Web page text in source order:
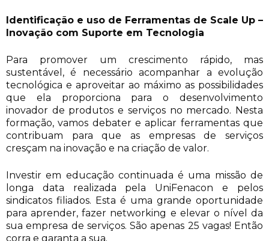
Identificação e uso de Ferramentas de Scale Up –
Inovação com Suporte em Tecnologia
Para promover um crescimento rápido, mas
sustentável, é necessário acompanhar a evolução
tecnológica e aproveitar ao máximo as possibilidades
que ela proporciona para o desenvolvimento
inovador de produtos e serviços no mercado. Nesta
formação, vamos debater e aplicar ferramentas que
contribuam para que as empresas de serviços
cresçam na inovação e na criação de valor.
Investir em educação continuada é uma missão de
longa data realizada pela UniFenacon e pelos
sindicatos filiados. Esta é uma grande oportunidade
para aprender, fazer networking e elevar o nível da
sua empresa de serviços. São apenas 25 vagas! Então
corra e garanta a sua.